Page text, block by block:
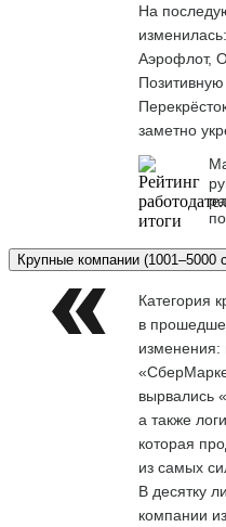
На
Аэрофлот,
заметно
Крупные компании (1001–5000
Категория
в
изменения:
вырвались
а также
которая
из самых
В десятку
компании